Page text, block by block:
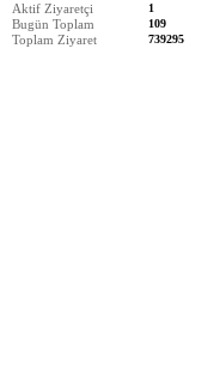
Aktif Ziyaretçi 1
Bugün Toplam 109
Toplam Ziyaret 739295